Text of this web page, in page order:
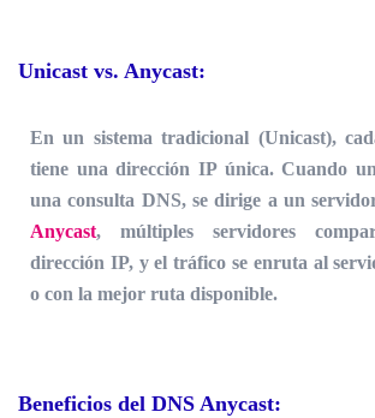
Unicast vs. Anycast:
En un sistema tradicional (Unicast),
tiene una dirección IP única. Cuando
una consulta DNS, se dirige a un
Anycast, múltiples servidores
dirección IP, y el tráfico se enruta al
o con la mejor ruta disponible.
Beneficios del DNS Anycast: